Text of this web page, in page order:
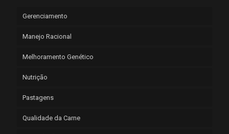
Gerenciamento
Manejo Racional
Melhoramento Genético
Nutrição
Pastagens
Qualidade da Carne